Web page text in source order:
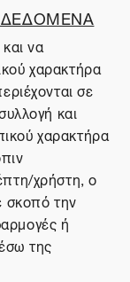
να
χαρακτήρα
σε
και
χαρακτήρα
χρήστη, ο
σκοπό την
ή
της